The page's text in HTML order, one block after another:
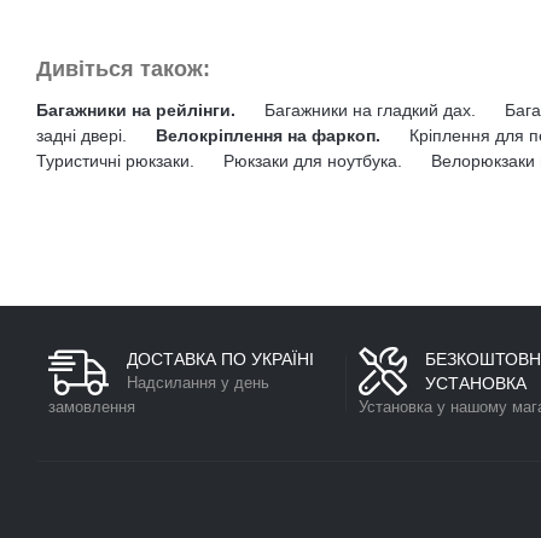
Дивіться також:
Багажники на рейлінги. Багажники на гладкий дах.
задні двері.
Велокріплення на фаркоп.
Кріплення для
Туристичні рюкзаки.
Рюкзаки для ноутбука. Велорюкзаки
ДОСТАВКА ПО УКРАЇНІ
Надсилання у день
замовлення
УСТАНОВКА
Установка у нашому